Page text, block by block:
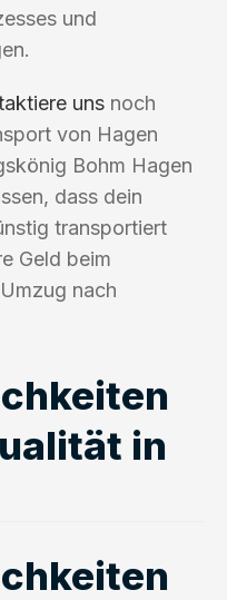
und
uns noch
von Hagen
Bohm Hagen
dass dein
transportiert
Geld beim
nach
in